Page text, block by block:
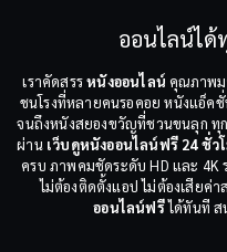
ออนไลน์ได้
เราคัดสรรหนังออนไลน์ คุณภาพม
ชนโรงที่หลายคนรอคอย หนังแอ็ค
จนถึงหนังสยองขวัญที่ชวนขนลุก ทุ
ผ่าน เว็บดูหนังออนไลน์ฟรี 24 ชั่ว
ครบ ภาพคมชัดระดับ HD และ 4K
ไม่ต้องติดตั้งแอป ไม่ต้องเสียค่
ออนไลน์ฟรีได้ทันที ส